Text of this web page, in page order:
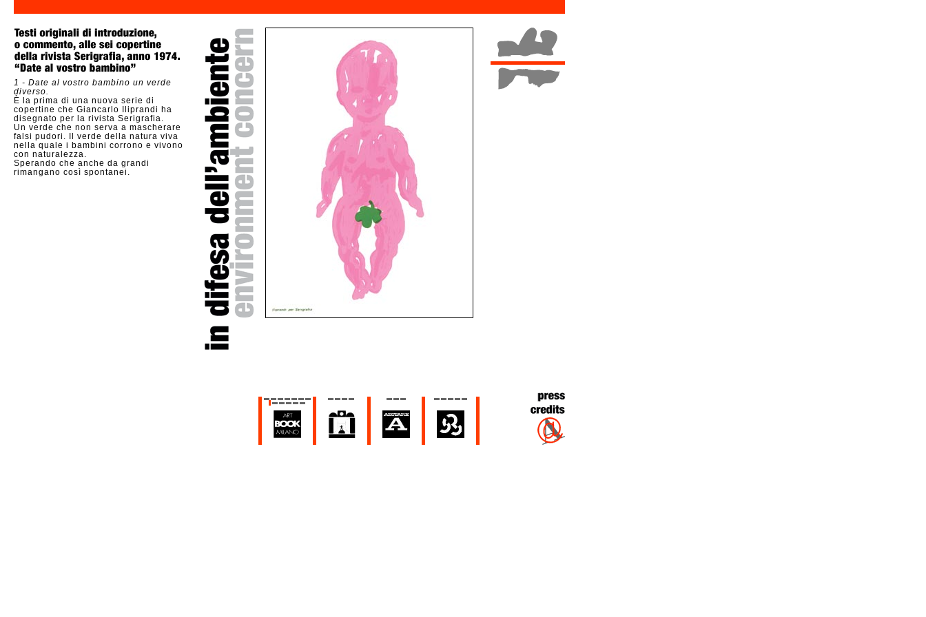
1 - Date al vostro bambino un verde
diverso.
È la prima di una nuova serie di
copertine che Giancarlo Iliprandi ha
disegnato per la rivista Serigrafia.
Un verde che non serva a mascherare
falsi pudori. Il verde della natura viva
nella quale i bambini corrono e vivono
con naturalezza.
Sperando che anche da grandi
rimangano così spontanei.